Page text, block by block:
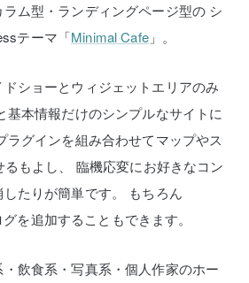
ラム型・ランディングページ型の シ
テーマ「Minimal Cafe」。
ドショーとウィジェットエリアのみ
基本情報だけのシンプルなサイトに
ラグインを組み合わせてマップやス
もよし、
臨機応変にお好きなコン
たりが簡単です。
もちろん
を追加することもできます。
飲食系・写真系・個人作家のホー